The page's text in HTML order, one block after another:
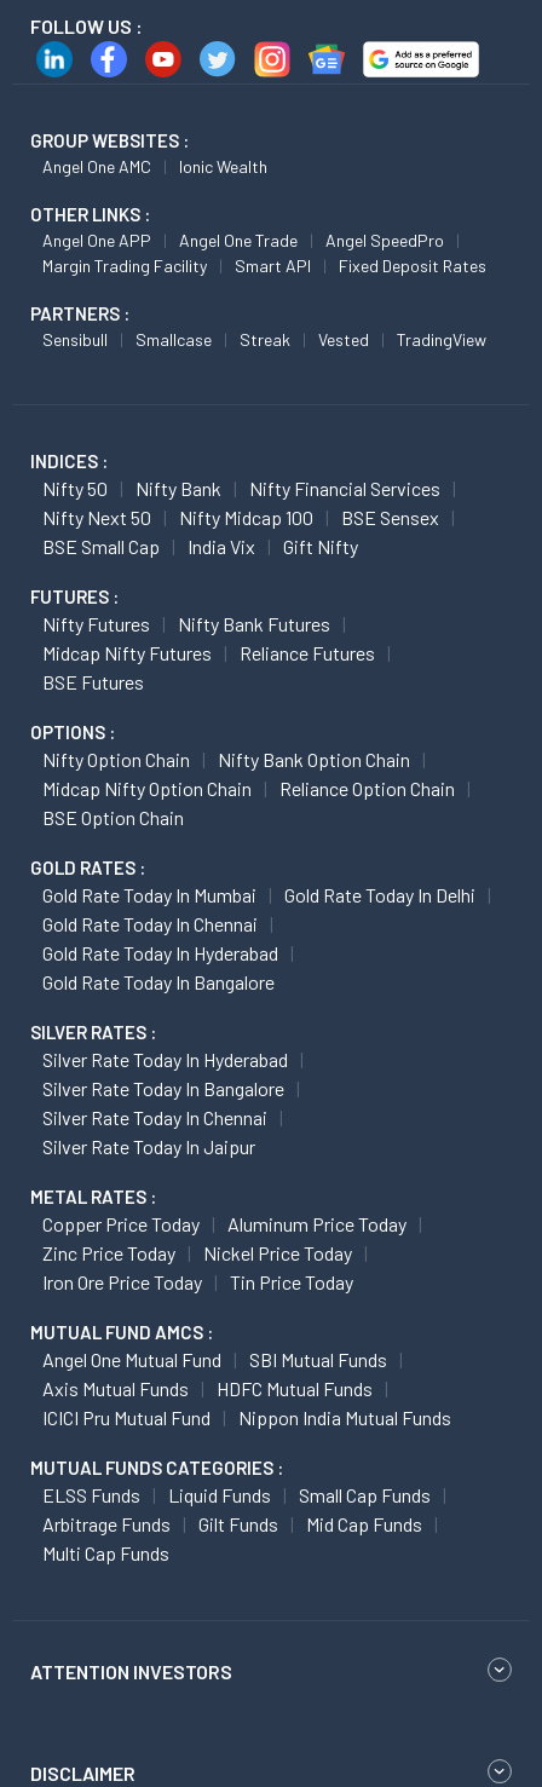
FOLLOW US :
GROUP WEBSITES :
Angel One AMC Ionic Wealth
OTHER LINKS :
Angel One APP Angel One Trade
Angel SpeedPro
Margin Trading Facility
Smart API Fixed Deposit Rates
PARTNERS :
Sensibull Smallcase Streak Vested TradingView
INDICES :
Nifty 50 Nifty Bank
Nifty Financial Services
Nifty Next 50
Nifty Midcap 100
BSE Sensex
BSE Small Cap
India Vix Gift Nifty
FUTURES :
Nifty Futures
Nifty Bank Futures
Midcap Nifty Futures
Reliance Futures
BSE Futures
OPTIONS :
Nifty Option Chain
Nifty Bank Option Chain
Midcap Nifty Option Chain
Reliance Option Chain
BSE Option Chain
GOLD RATES :
Gold Rate Today In Mumbai
Gold Rate Today In Delhi
Gold Rate Today In Chennai
Gold Rate Today In Hyderabad
Gold Rate Today In Bangalore
SILVER RATES :
Silver Rate Today In Hyderabad
Silver Rate Today In Bangalore
Silver Rate Today In Chennai
Silver Rate Today In Jaipur
METAL RATES :
Copper Price Today
Aluminum Price Today
Zinc Price Today
Nickel Price Today
Iron Ore Price Today
Tin Price Today
MUTUAL FUND AMCS :
Angel One Mutual Fund
SBI Mutual Funds
Axis Mutual Funds
HDFC Mutual Funds
ICICI Pru Mutual Fund
Nippon India Mutual Funds
MUTUAL FUNDS CATEGORIES :
ELSS Funds Liquid Funds
Small Cap Funds
Arbitrage Funds
Gilt Funds
Mid Cap Funds
Multi Cap Funds
ATTENTION INVESTORS
DISCLAIMER